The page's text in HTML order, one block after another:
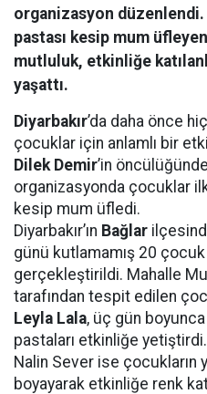
organizasyon
pastası kesip mum
mutluluk, etkinliğe
yaşattı.
Diyarbakır’da daha önce
çocuklar için anlamlı bir
Dilek Demir’in
organizasyonda çocuklar
kesip mum üfledi.
Diyarbakır’ın Bağlar
günü kutlamamış 20
gerçekleştirildi. Mahalle
tarafından tespit edilen
Leyla Lala, üç gün boyunca
pastaları etkinliğe
Nalin Sever ise çocukların
boyayarak etkinliğe renk